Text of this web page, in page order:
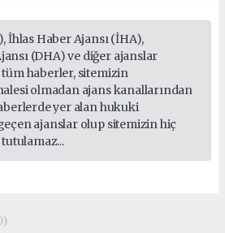
İhlas Haber Ajansı (İHA),
(DHA) ve diğer ajanslar
haberler, sitemizin
olmadan ajans kanallarından
yer alan hukuki
ajanslar olup sitemizin hiç